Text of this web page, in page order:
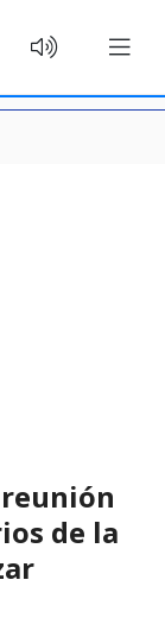
de la